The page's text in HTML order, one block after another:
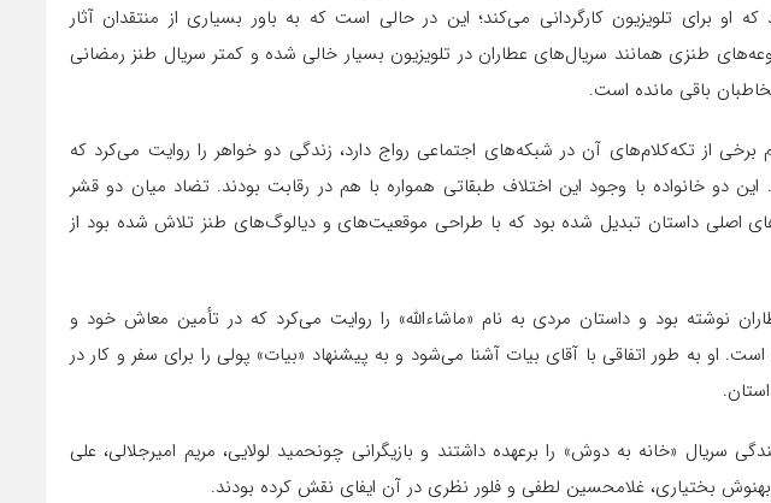
او برای تلویزیون کارگردانی می‌کند؛ این در حالی است که به باور بسیاری از منتقدان آثار
جای مجموعه‌های طنزی همانند سریال‌های عطاران در تلویزیون بسیار خالی شده و کمتر سریال طنز رمضانی
باقی مانده است.
از تکه‌کلام‌های آن در شبکه‌های اجتماعی رواج دارد، زندگی دو خواهر را روایت می‌کرد که
این دو خانواده با وجود این اختلاف طبقاتی همواره با هم در رقابت بودند. تضاد میان دو قشر
اصلی داستان تبدیل شده بود که با طراحی موقعیت‌های و دیالوگ‌های طنز تلاش شده بود از
نوشته بود و داستان مردی به نام «ماشاء‌الله» را روایت می‌کرد که در تأمین معاش خود و
او به طور اتفاقی با آقای بیات آشنا می‌شود و به پیشنهاد «بیات» پولی را برای سفر و کار در
سریال «خانه به دوش» را برعهده داشتند و بازیگرانی چونحمید لولایی، مریم امیرجلالی، علی
بهنوش بختیاری، غلامحسین لطفی و فلور نظری در آن ایفای نقش کرده‌ بودند.